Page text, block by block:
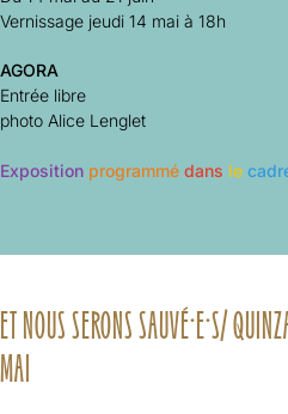
Vernissage jeudi 14 mai à 18h
AGORA
Entrée libre
photo Alice Lenglet
Exposition programmé dans le
ET NOUS SERONS SAUVÉ·E·S/
MAI